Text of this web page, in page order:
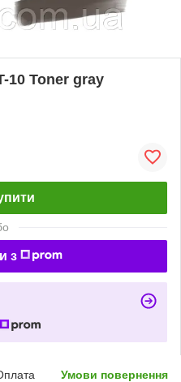
10 Toner gray
з
Умови повернення